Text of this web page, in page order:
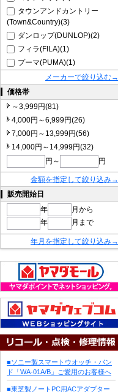
タウンアンドカントリー
(Town&Country)(3)
ダンロップ(DUNLOP)(2)
フィラ(FILA)(1)
プーマ(PUMA)(1)
メーカーで絞り込む→
価格帯
～3,999円(81)
4,000円～6,999円(26)
7,000円～13,999円(56)
14,000円～14,999円(32)
円～
円
金額を指定して絞り込み→
販売開始日
年
月から
年
月まで
年月を指定して絞り込み→
■ソニー製スマートウオッチ・バン
ド「WA-01A/B」ご愛用のお客様へ
■東芝製ノートPC用ACアダプター